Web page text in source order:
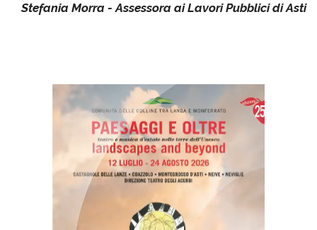
Stefania Morra - Assessora ai Lavori Pubblici di Asti